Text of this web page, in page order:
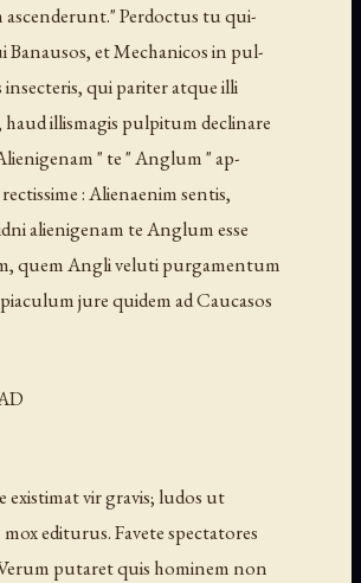
Perdoctus tu qui-
Banausos, et Mechanicos in pul-
qui pariter atque illi
haud illismagis pulpitum declinare
" te " Anglum " ap-
: Alienaenim sentis,
alienigenam te Anglum esse
quem Angli veluti purgamentum
jure quidem ad Caucasos
existimat vir gravis; ludos ut
editurus. Favete spectatores
putaret quis hominem non